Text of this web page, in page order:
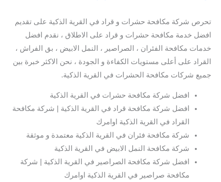
تحرص شركة مكافحة حشرات و قراد في القرية الذكية على تقديم
افضل خدمة مكافحة حشرات و قراد على الاطلاق ، نقدم افضل
خدمات مكافحة الفئران ، الصراصير ، النمل الابيض ، بق الفراش ،
القراد على أعلى مستويات الكفاءة و الجودة ، نحن الاكثر خبرة بين
جميع شركات مكافحة الحشرات في القرية الذكية.
افضل شركة مكافحة حشرات في القرية الذكية
افضل شركة مكافحة قراد في القرية الذكية | شركة مكافحة
القراد في القرية الذكية اوامرك
شركة مكافحة فئران في القرية الذكية معتمدة و موثقة
شركة مكافحة النمل الابيض في القرية الذكية
افضل شركة مكافحة الصراصير في القرية الذكية | شركة
مكافحة صراصير في القرية الذكية اوامرك